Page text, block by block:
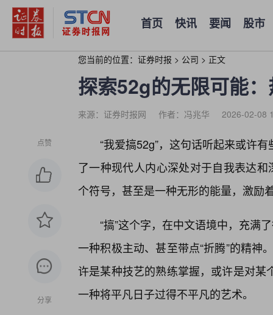
首页 快讯 要闻 股市
您当前的位置： 证券时报 > 公司 > 正文
探索52g的无限可能
来源：证券时报网 作者：冯兆华 2026-02-08
点赞
分享
“我爱搞52g”，这句话听起来或许
了一种现代人内心深处对于自我表达
个符号，甚至是一种无形的能量，激励
“搞”这个字，在中文语境中，充满
一种积极主动、甚至带点“折腾”的精神
许是某种技艺的熟练掌握，或许是对
一种将平凡日子过得不平凡的艺术。